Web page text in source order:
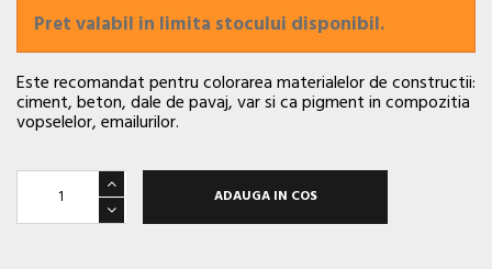
Pret valabil in limita stocului disponibil.
Este recomandat pentru colorarea materialelor de constructii:
ciment, beton, dale de pavaj, var si ca pigment in compozitia
vopselelor, emailurilor.
ADAUGA IN COS